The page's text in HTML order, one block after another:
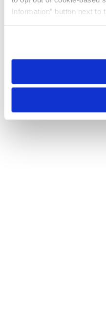
Information” button next to
need to be set again.